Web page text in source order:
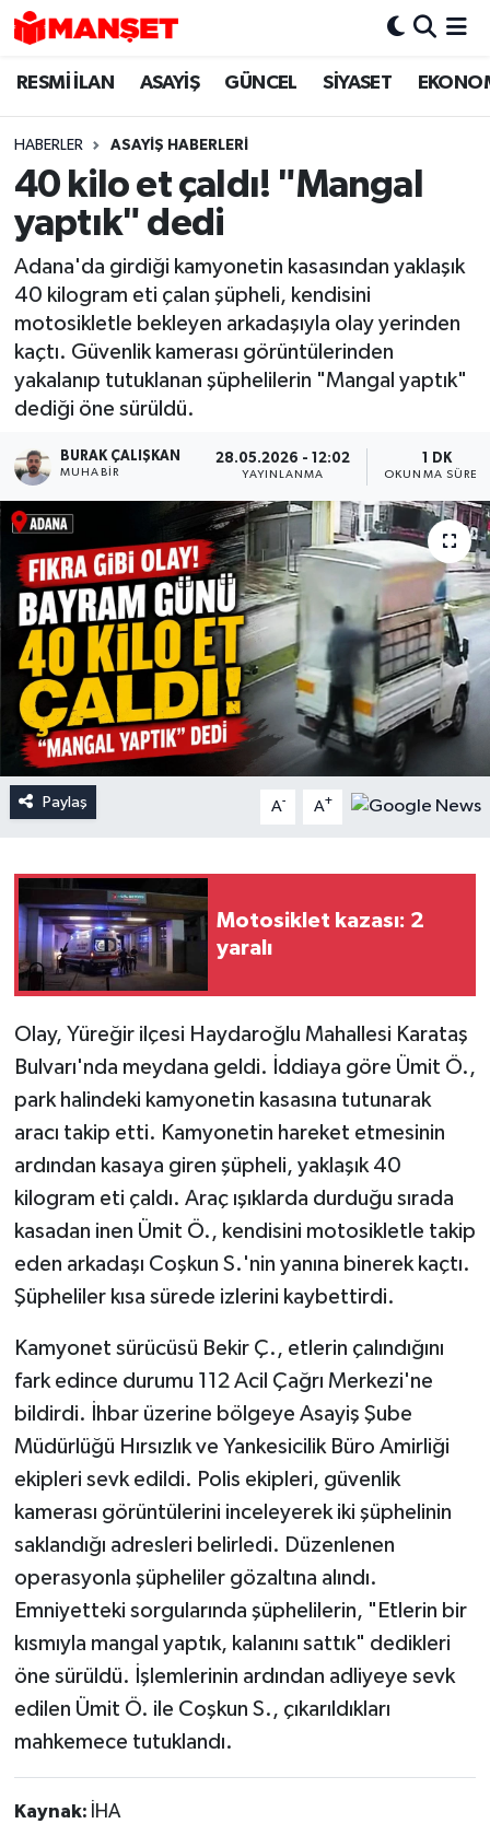
RESMİ İLAN ASAYİŞ GÜNCEL SİYASET
HABERLER ASAYİŞ HABERLERİ
40 kilo et çaldı! "Mangal
yaptık" dedi
Adana'da girdiği kamyonetin kasasından yaklaşık
40 kilogram eti çalan şüpheli, kendisini
motosikletle bekleyen arkadaşıyla olay yerinden
kaçtı. Güvenlik kamerası görüntülerinden
yakalanıp tutuklanan şüphelilerin "Mangal yaptık"
dediği öne sürüldü.
BURAK ÇALIŞKAN
MUHABIR
28.05.2026 - 12:02
YAYINLANMA
1 DK
OKUNMA SÜRESI
Paylaş A- A+
Motosiklet kazası: 2
yaralı
Olay, Yüreğir ilçesi Haydaroğlu Mahallesi Karataş
Bulvarı'nda meydana geldi. İddiaya göre Ümit Ö.,
park halindeki kamyonetin kasasına tutunarak
aracı takip etti. Kamyonetin hareket etmesinin
ardından kasaya giren şüpheli, yaklaşık 40
kilogram eti çaldı. Araç ışıklarda durduğu sırada
kasadan inen Ümit Ö., kendisini motosikletle takip
eden arkadaşı Coşkun S.'nin yanına binerek kaçtı.
Şüpheliler kısa sürede izlerini kaybettirdi.
Kamyonet sürücüsü Bekir Ç., etlerin çalındığını
fark edince durumu 112 Acil Çağrı Merkezi'ne
bildirdi. İhbar üzerine bölgeye Asayiş Şube
Müdürlüğü Hırsızlık ve Yankesicilik Büro Amirliği
ekipleri sevk edildi. Polis ekipleri, güvenlik
kamerası görüntülerini inceleyerek iki şüphelinin
saklandığı adresleri belirledi. Düzenlenen
operasyonla şüpheliler gözaltına alındı.
Emniyetteki sorgularında şüphelilerin, "Etlerin bir
kısmıyla mangal yaptık, kalanını sattık" dedikleri
öne sürüldü. İşlemlerinin ardından adliyeye sevk
edilen Ümit Ö. ile Coşkun S., çıkarıldıkları
mahkemece tutuklandı.
Kaynak: İHA
Hava Durumu
Trafik Durumu
Süper Lig Puan Durumu ve Fikstür
Son Dakika Haberleri
Haber Arşivi